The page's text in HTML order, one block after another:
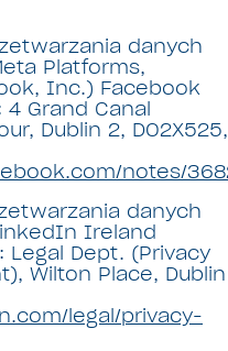
danych
Platforms,
Inc.) Facebook
Grand Canal
Dublin 2, DO2X525,
notes/
danych
Ireland
Legal Dept. (Privacy
Wilton Place, Dublin
legal/privacy-